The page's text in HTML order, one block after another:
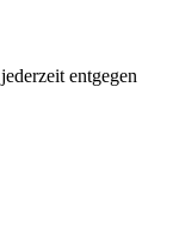
entgegen